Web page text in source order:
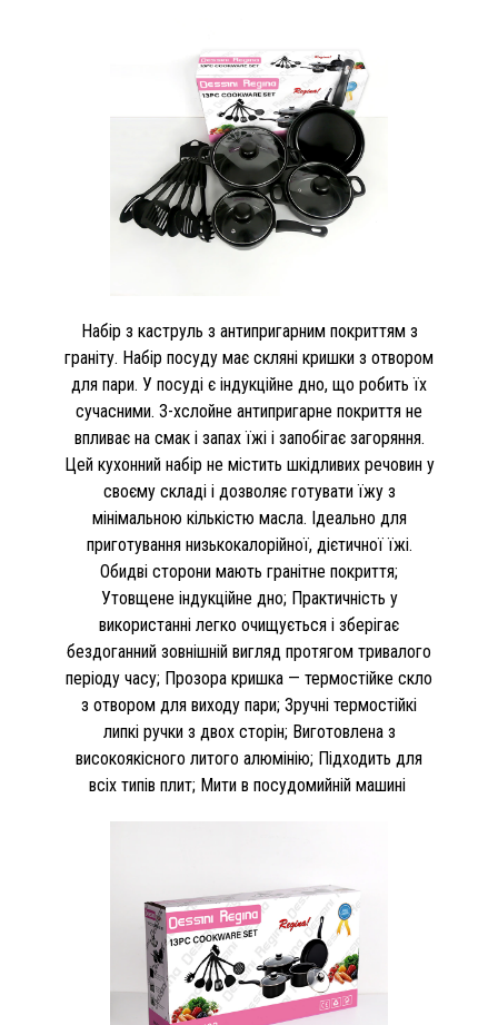
Набір з каструль з антипригарним покриттям з
граніту. Набір посуду має скляні кришки з отвором
для пари. У посуді є індукційне дно, що робить їх
сучасними. 3-хслойне антипригарне покриття не
впливає на смак і запах їжі і запобігає загоряння.
Цей кухонний набір не містить шкідливих речовин у
своєму складі і дозволяє готувати їжу з
мінімальною кількістю масла. Ідеально для
приготування низькокалорійної, дієтичної їжі.
Обидві сторони мають гранітне покриття;
Утовщене індукційне дно; Практичність у
використанні легко очищується і зберігає
бездоганний зовнішній вигляд протягом тривалого
періоду часу; Прозора кришка — термостійке скло
з отвором для виходу пари; Зручні термостійкі
липкі ручки з двох сторін; Виготовлена з
високоякісного литого алюмінію; Підходить для
всіх типів плит; Мити в посудомийній машині